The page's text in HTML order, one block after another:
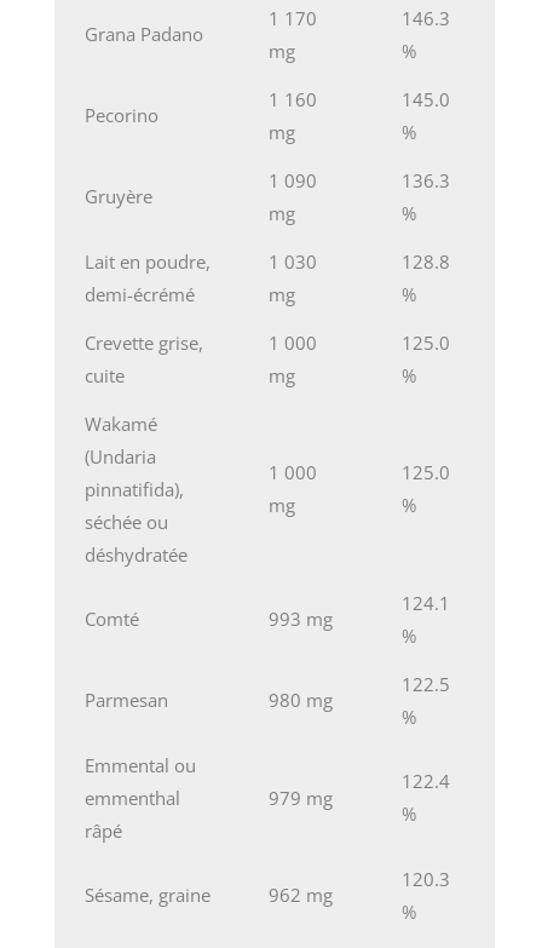
Grana Padano
1 170
mg
146.3
%
Pecorino
1 160
mg
145.0
%
Gruyère
1 090
mg
136.3
%
Lait en poudre,
demi-écrémé
1 030
mg
128.8
%
Crevette grise,
cuite
1 000
mg
125.0
%
Wakamé
(Undaria
pinnatifida),
séchée ou
déshydratée
1 000
mg
125.0
%
Comté 993 mg
124.1
%
Parmesan 980 mg
122.5
%
Emmental ou
emmenthal
râpé
979 mg
122.4
%
Sésame, graine 962 mg
120.3
%